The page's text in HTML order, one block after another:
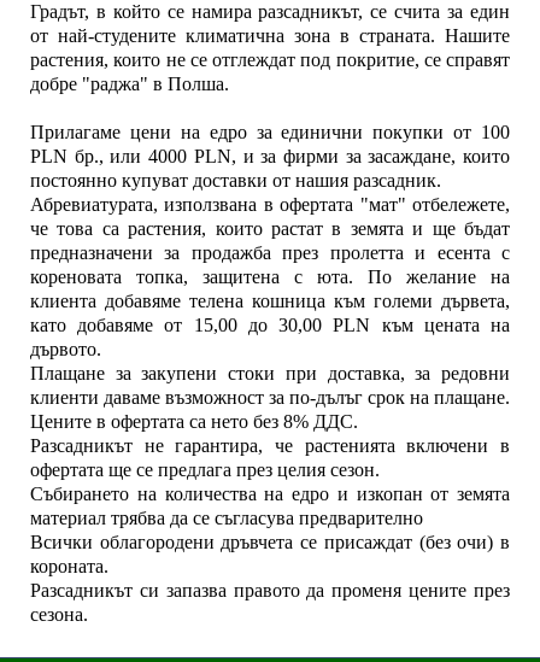
Градът, в който се намира разсадникът, се счита за един
от най-студените климатична зона в страната. Нашите
растения, които не се отглеждат под покритие, се справят
добре "раджа" в Полша.
Прилагаме цени на едро за единични покупки от 100
PLN бр., или 4000 PLN, и за фирми за засаждане, които
постоянно купуват доставки от нашия разсадник.
Абревиатурата, използвана в офертата "мат" отбележете,
че това са растения, които растат в земята и ще бъдат
предназначени за продажба през пролетта и есента с
кореновата топка, защитена с юта. По желание на
клиента добавяме телена кошница към големи дървета,
като добавяме от 15,00 до 30,00 PLN към цената на
дървото.
Плащане за закупени стоки при доставка, за редовни
клиенти даваме възможност за по-дълъг срок на плащане.
Цените в офертата са нето без 8% ДДС.
Разсадникът не гарантира, че растенията включени в
офертата ще се предлага през целия сезон.
Събирането на количества на едро и изкопан от земята
материал трябва да се съгласува предварително
Всички облагородени дръвчета се присаждат (без очи) в
короната.
Разсадникът си запазва правото да променя цените през
сезона.